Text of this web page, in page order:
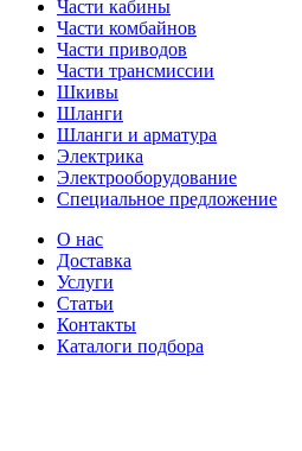
Части кабины
Части комбайнов
Части приводов
Части трансмиссии
Шкивы
Шланги
Шланги и арматура
Электрика
Электрооборудование
Специальное предложение
О нас
Доставка
Услуги
Статьи
Контакты
Каталоги подбора